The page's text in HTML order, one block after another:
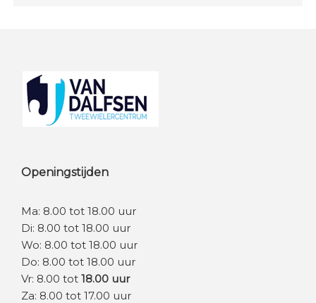
Footer
Openingstijden
Ma: 8.00 tot 18.00 uur
Di: 8.00 tot 18.00 uur
Wo: 8.00 tot 18.00 uur
Do: 8.00 tot 18.00 uur
Vr: 8.00 tot 18.00 uur
Za: 8.00 tot 17.00 uur